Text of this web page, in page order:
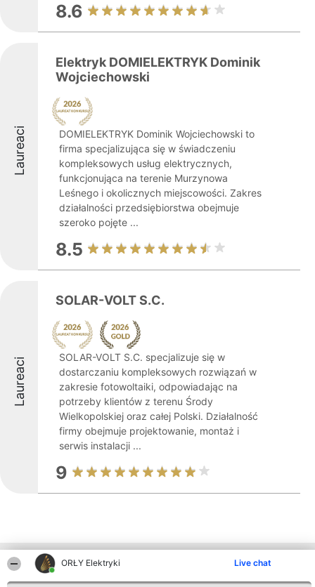
ORŁY Elektryki Live chat
8.6
Laureaci
Elektryk DOMIELEKTRYK Dominik
Wojciechowski
DOMIELEKTRYK Dominik Wojciechowski to
firma specjalizująca się w świadczeniu
kompleksowych usług elektrycznych,
funkcjonująca na terenie Murzynowa
Leśnego i okolicznych miejscowości. Zakres
działalności przedsiębiorstwa obejmuje
szeroko pojęte ...
8.5
Laureaci
SOLAR-VOLT S.C.
SOLAR-VOLT S.C. specjalizuje się w
dostarczaniu kompleksowych rozwiązań w
zakresie fotowoltaiki, odpowiadając na
potrzeby klientów z terenu Środy
Wielkopolskiej oraz całej Polski. Działalność
firmy obejmuje projektowanie, montaż i
serwis instalacji ...
9
Inne firmy z województwa